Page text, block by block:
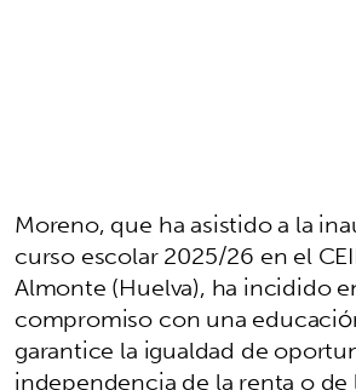
Moreno, que ha asistido a la
curso escolar 2025/26 en el
Almonte (Huelva), ha incidido
compromiso con una
garantice la igualdad de
independencia de la renta o de